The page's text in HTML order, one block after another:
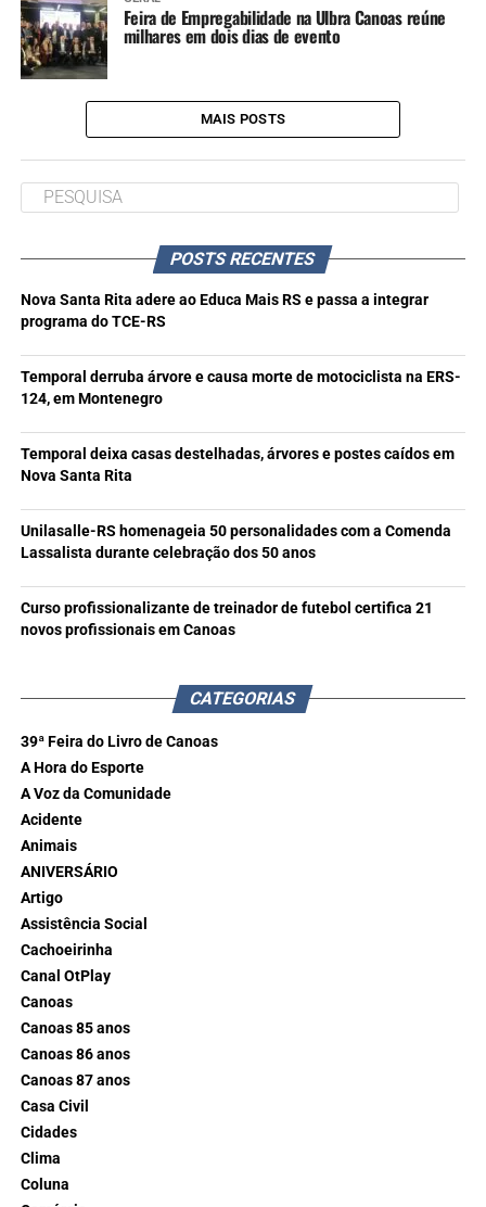
Feira de Empregabilidade na Ulbra Canoas reúne
milhares em dois dias de evento
MAIS POSTS
POSTS RECENTES
Nova Santa Rita adere ao Educa Mais RS e passa a integrar
programa do TCE-RS
Temporal derruba árvore e causa morte de motociclista na ERS-
124, em Montenegro
Temporal deixa casas destelhadas, árvores e postes caídos em
Nova Santa Rita
Unilasalle-RS homenageia 50 personalidades com a Comenda
Lassalista durante celebração dos 50 anos
Curso profissionalizante de treinador de futebol certifica 21
novos profissionais em Canoas
CATEGORIAS
39ª Feira do Livro de Canoas
A Hora do Esporte
A Voz da Comunidade
Acidente
Animais
ANIVERSÁRIO
Artigo
Assistência Social
Cachoeirinha
Canal OtPlay
Canoas
Canoas 85 anos
Canoas 86 anos
Canoas 87 anos
Casa Civil
Cidades
Clima
Coluna